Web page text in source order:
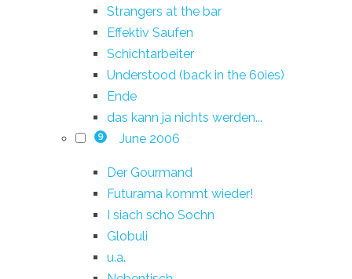
Strangers at the bar
Effektiv Saufen
Schichtarbeiter
Understood (back in the 60ies)
Ende
das kann ja nichts werden...
9 June 2006
Der Gourmand
Futurama kommt wieder!
I siach scho Sochn
Globuli
u.a.